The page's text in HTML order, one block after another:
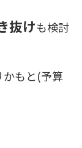
抜けも検討
かもと(予算